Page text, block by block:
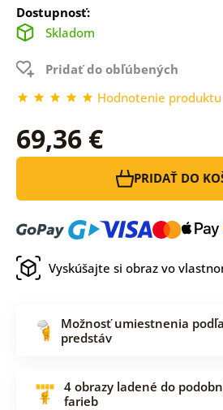
Dostupnosť:
Skladom
Pridať do obľúbených
Hodnotenie produktu
69,36 €
PRIDAŤ DO
Vyskúšajte si obraz vo
Možnosť umiestnenia
predstáv
4 obrazy ladené do
farieb